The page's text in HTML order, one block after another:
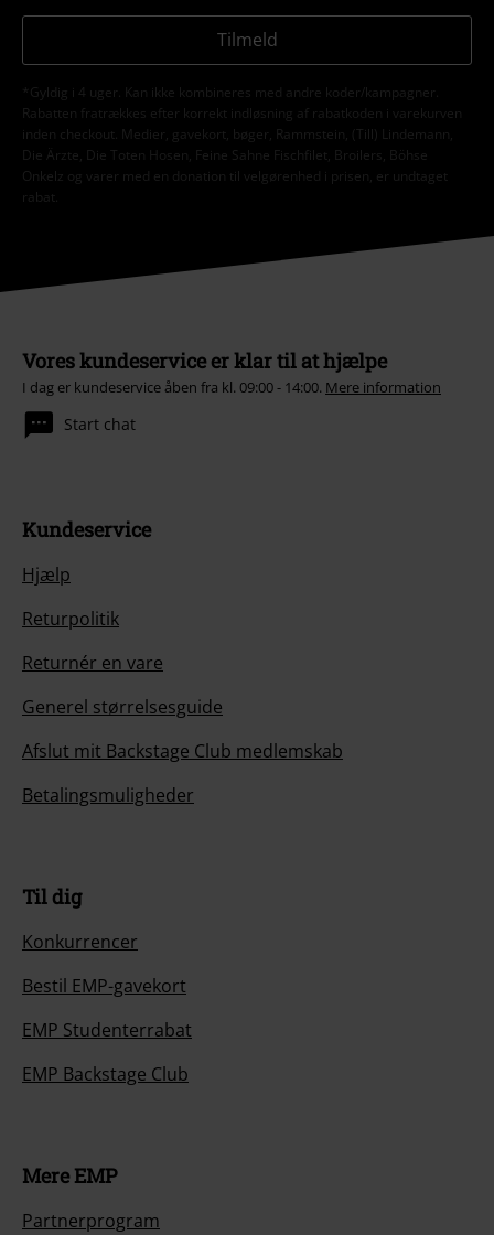
Tilmeld
*Gyldig i 4 uger. Kan ikke kombineres med andre koder/kampagner.
Rabatten fratrækkes efter korrekt indløsning af rabatkoden i varekurven
inden checkout. Medier, gavekort, bøger, Rammstein, (Till) Lindemann,
Die Ärzte, Die Toten Hosen, Feine Sahne Fischfilet, Broilers, Böhse
Onkelz og varer med en donation til velgørenhed i prisen, er undtaget
rabat.
Vores kundeservice er klar til at hjælpe
I dag er kundeservice åben fra kl. 09:00 - 14:00. Mere information
Start chat
Kundeservice
Hjælp
Returpolitik
Returnér en vare
Generel størrelsesguide
Afslut mit Backstage Club medlemskab
Betalingsmuligheder
Til dig
Konkurrencer
Bestil EMP-gavekort
EMP Studenterrabat
EMP Backstage Club
Mere EMP
Partnerprogram